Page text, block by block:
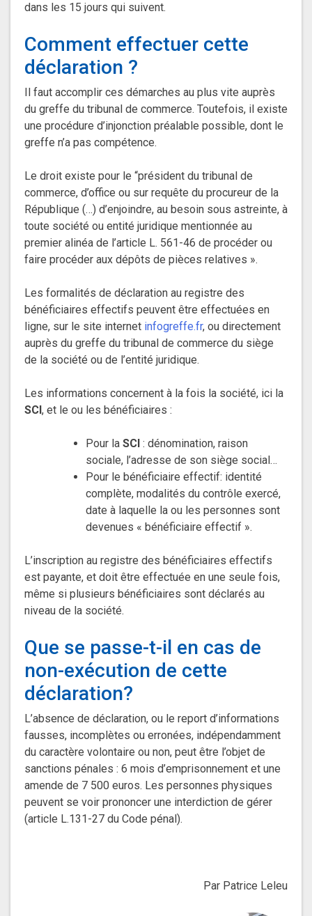
dans les 15 jours qui suivent.
Comment effectuer cette
déclaration ?
Il faut accomplir ces démarches au plus vite auprès
du greffe du tribunal de commerce. Toutefois, il existe
une procédure d’injonction préalable possible, dont le
greffe n’a pas compétence.
Le droit existe pour le “président du tribunal de
commerce, d’office ou sur requête du procureur de la
République (…) d’enjoindre, au besoin sous astreinte, à
toute société ou entité juridique mentionnée au
premier alinéa de l’article L. 561-46 de procéder ou
faire procéder aux dépôts de pièces relatives ».
Les formalités de déclaration au registre des
bénéficiaires effectifs peuvent être effectuées en
ligne, sur le site internet infogreffe.fr, ou directement
auprès du greffe du tribunal de commerce du siège
de la société ou de l’entité juridique.
Les informations concernent à la fois la société, ici la
SCI , et le ou les bénéficiaires :
Pour la SCI : dénomination, raison
sociale, l’adresse de son siège social…
Pour le bénéficiaire effectif: identité
complète, modalités du contrôle exercé,
date à laquelle la ou les personnes sont
devenues « bénéficiaire effectif ».
L’inscription au registre des bénéficiaires effectifs
est payante, et doit être effectuée en une seule fois,
même si plusieurs bénéficiaires sont déclarés au
niveau de la société.
Que se passe-t-il en cas de
non-exécution de cette
déclaration?
L’absence de déclaration, ou le report d’informations
fausses, incomplètes ou erronées, indépendamment
du caractère volontaire ou non, peut être l’objet de
sanctions pénales : 6 mois d’emprisonnement et une
amende de 7 500 euros. Les personnes physiques
peuvent se voir prononcer une interdiction de gérer
(article L.131-27 du Code pénal).
Par Patrice Leleu